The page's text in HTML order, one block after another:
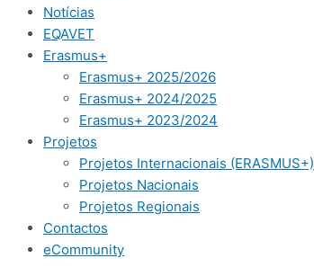
Notícias
EQAVET
Erasmus+
Erasmus+ 2025/2026
Erasmus+ 2024/2025
Erasmus+ 2023/2024
Projetos
Projetos Internacionais (ERASMUS+)
Projetos Nacionais
Projetos Regionais
Contactos
eCommunity